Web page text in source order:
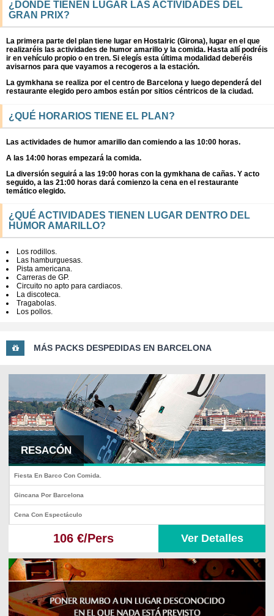
¿DÓNDE TIENEN LUGAR LAS ACTIVIDADES DEL
GRAN PRIX?
La primera parte del plan tiene lugar en Hostalric (Girona), lugar en el que
realizaréis las actividades de humor amarillo y la comida. Hasta allí podréis
ir en vehículo propio o en tren. Si elegís esta última modalidad deberéis
avisarnos para que vayamos a recogeros a la estación.
La gymkhana se realiza por el centro de Barcelona y luego dependerá del
restaurante elegido pero ambos están por sitios céntricos de la ciudad.
¿QUÉ HORARIOS TIENE EL PLAN?
Las actividades de humor amarillo dan comiendo a las 10:00 horas.
A las 14:00 horas empezará la comida.
La diversión seguirá a las 19:00 horas con la gymkhana de cañas. Y acto
seguido, a las 21:00 horas dará comienzo la cena en el restaurante
temático elegido.
¿QUÉ ACTIVIDADES TIENEN LUGAR DENTRO DEL
HUMOR AMARILLO?
Los rodillos.
Las hamburguesas.
Pista americana.
Carreras de GP.
Circuito no apto para cardiacos.
La discoteca.
Tragabolas.
Los pollos.
MÁS PACKS DESPEDIDAS EN BARCELONA
RESACÓN
Fiesta En Barco Con Comida.
Gincana Por Barcelona
Cena Con Espectáculo
106 €/Pers Ver Detalles